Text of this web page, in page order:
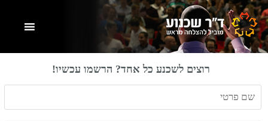
Skip
to
main
Skip
to
primary
Skip
to
footer
רוצים לשכנע כל אחד? הרשמו עכשיו!